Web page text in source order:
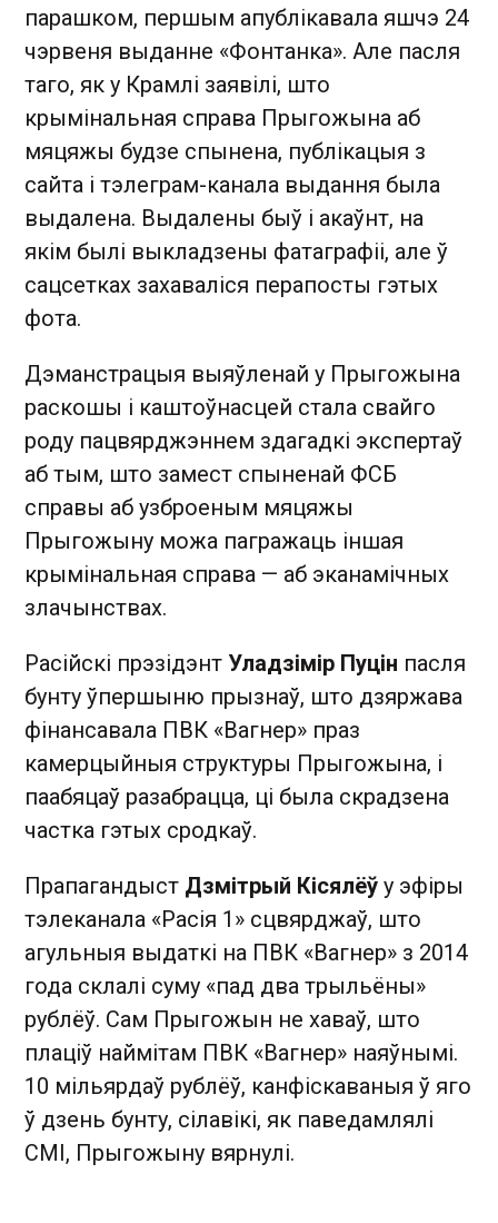
парашком, першым апублікавала яшчэ 24
чэрвеня выданне «Фонтанка». Але пасля
таго, як у Крамлі заявілі, што
крымінальная справа Прыгожына аб
мяцяжы будзе спынена, публікацыя з
сайта і тэлеграм-канала выдання была
выдалена. Выдалены быў і акаўнт, на
якім былі выкладзены фатаграфіі, але ў
сацсетках захаваліся перапосты гэтых
фота.
Дэманстрацыя выяўленай у Прыгожына
раскошы і каштоўнасцей стала свайго
роду пацвярджэннем здагадкі экспертаў
аб тым, што замест спыненай ФСБ
справы аб узброеным мяцяжы
Прыгожыну можа пагражаць іншая
крымінальная справа — аб эканамічных
злачынствах.
Расійскі прэзідэнт Уладзімір Пуцін пасля
бунту ўпершыню прызнаў, што дзяржава
фінансавала ПВК «Вагнер» праз
камерцыйныя структуры Прыгожына, і
паабяцаў разабрацца, ці была скрадзена
частка гэтых сродкаў.
Прапагандыст Дзмітрый Кісялёў у эфіры
тэлеканала «Расія 1» сцвярджаў, што
агульныя выдаткі на ПВК «Вагнер» з 2014
года склалі суму «пад два трыльёны»
рублёў. Сам Прыгожын не хаваў, што
плаціў наймітам ПВК «Вагнер» наяўнымі.
10 мільярдаў рублёў, канфіскаваныя ў яго
ў дзень бунту, сілавікі, як паведамлялі
СМІ, Прыгожыну вярнулі.